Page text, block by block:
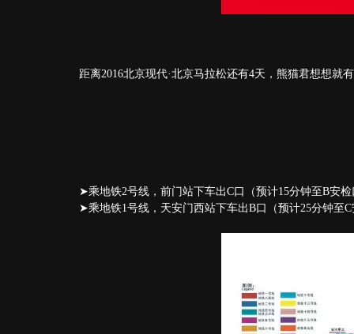
距离2016北京现代·北京马拉松还有4天，熊猫君想想
➤乘地铁2号线，前门站下车出C口（预计15分钟至B安检
➤乘地铁1号线，天安门西站下车出B口（预计25分钟至